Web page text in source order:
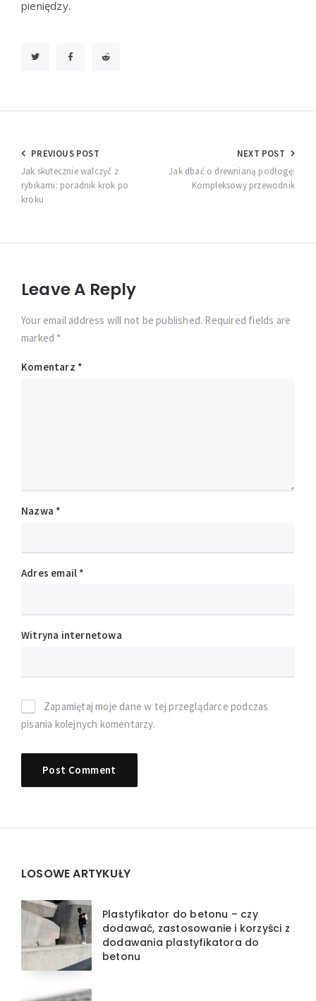
pieniędzy.
Nawigacja
wpisu
PREVIOUS POST
Jak skutecznie walczyć z
rybikami: poradnik krok po
kroku
NEXT POST
Jak dbać o drewnianą podłogę:
Kompleksowy przewodnik
Leave A Reply
Your email address will not be published. Required fields are
marked *
Komentarz *
Nazwa *
Adres email *
Witryna internetowa
Zapamiętaj moje dane w tej przeglądarce podczas
pisania kolejnych komentarzy.
Widgets
LOSOWE ARTYKUŁY
Plastyfikator do betonu – czy
dodawać, zastosowanie i korzyści z
dodawania plastyfikatora do
betonu